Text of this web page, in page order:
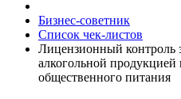
Бизнес-советник
Список чек-листов
Лицензионный контроль
алкогольной продукцией
общественного питания